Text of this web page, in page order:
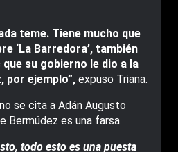
teme. Tiene mucho que
‘La Barredora’, también
su gobierno le dio a la
por ejemplo”, expuso Triana.
se cita a Adán Augusto
Bermúdez es una farsa.
todo esto es una puesta